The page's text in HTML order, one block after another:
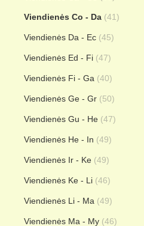
Viendienės Co - Da (41)
Viendienės Da - Ec (45)
Viendienės Ed - Fi (47)
Viendienės Fi - Ga (40)
Viendienės Ge - Gr (50)
Viendienės Gu - He (47)
Viendienės He - In (49)
Viendienės Ir - Ke (49)
Viendienės Ke - Li (46)
Viendienės Li - Ma (49)
Viendienės Ma - My (46)